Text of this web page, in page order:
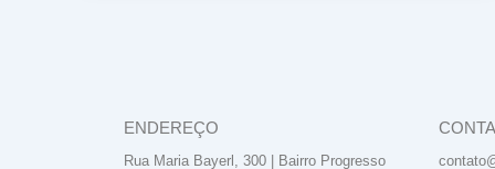
ENDEREÇO
Rua Maria Bayerl, 300 | Bairro Progresso